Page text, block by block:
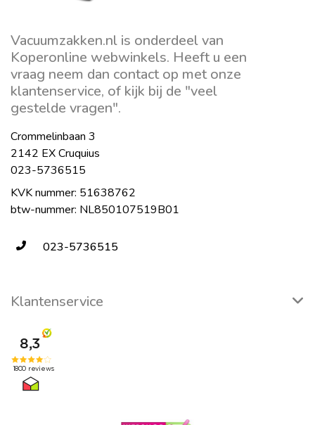
Vacuumzakken.nl is onderdeel van
Koperonline webwinkels. Heeft u een
vraag neem dan contact op met onze
klantenservice, of kijk bij de "veel
gestelde vragen".
Crommelinbaan 3
2142 EX Cruquius
023-5736515
KVK nummer: 51638762
btw-nummer: NL850107519B01
023-5736515
Klantenservice